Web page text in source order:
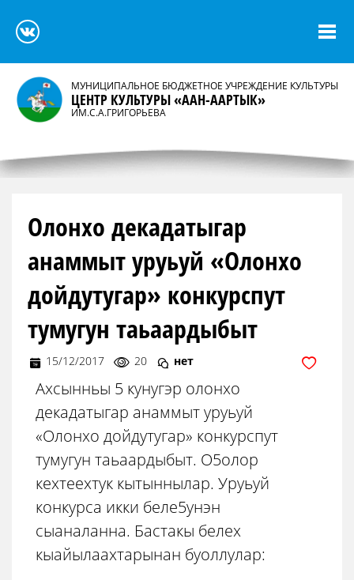
МУНИЦИПАЛЬНОЕ БЮДЖЕТНОЕ УЧРЕЖДЕНИЕ КУЛЬТУРЫ
ЦЕНТР КУЛЬТУРЫ «ААН-ААРТЫК»
ИМ.С.А.ГРИГОРЬЕВА
Олонхо декадатыгар
анаммыт уруьуй «Олонхо
дойдутугар» конкурспут
тумугун таьаардыбыт
15/12/2017 20 нет
Ахсынньы 5 кунугэр олонхо
декадатыгар анаммыт уруьуй
«Олонхо дойдутугар» конкурспут
тумугун таьаардыбыт. О5олор
кехтеехтук кытыннылар. Уруьуй
конкурса икки беле5унэн
сыаналанна. Бастакы белех
кыайылаахтарынан буоллулар: